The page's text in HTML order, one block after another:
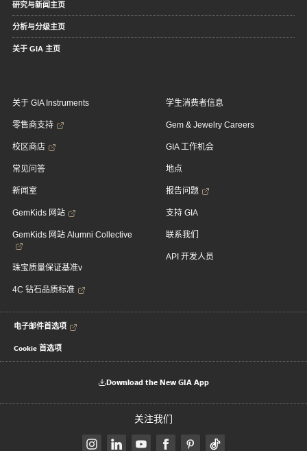
研究与新闻主页
分析与分级主页
关于 GIA 主页
关于 GIA Instruments
零售商支持
校区商店
常见问答
新闻室
GemKids 网站
GemKids 网站 Alumni Collective
珠宝质量保证基准v
4C 钻石品质标准
学生消费者信息
Gem & Jewelry Careers
GIA 工作机会
地点
报告问题
支持 GIA
联系我们
API 开发人员
电子邮件首选项
Cookie 首选项
Download the New GIA App
关注我们